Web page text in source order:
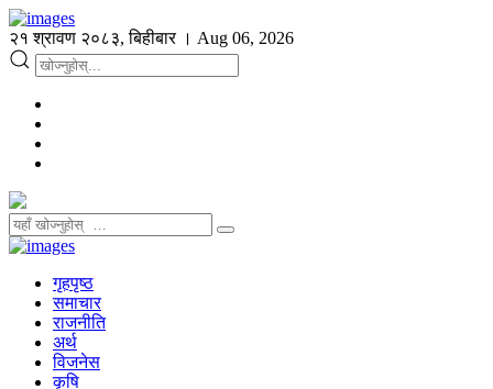
२१ श्रावण २०८३, बिहीबार । Aug 06, 2026
गृहपृष्ठ
समाचार
राजनीति
अर्थ
विजनेस
कृषि